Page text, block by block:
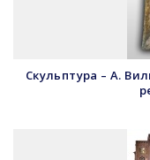
Скульптура – А.